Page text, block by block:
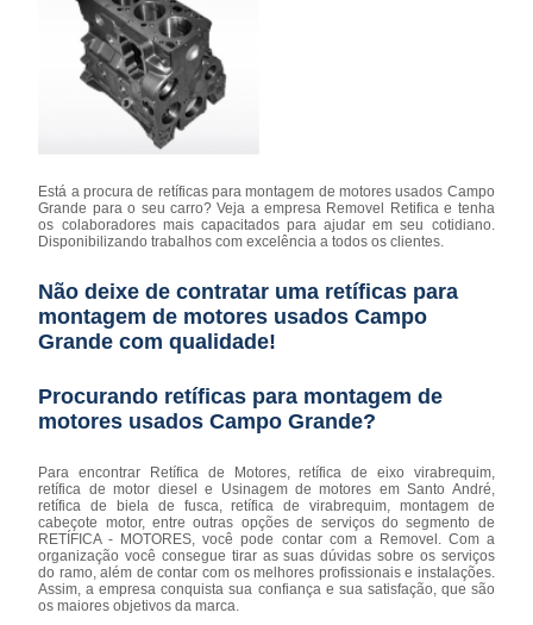
Está a procura de retíficas para montagem de motores usados Campo
Grande para o seu carro? Veja a empresa Removel Retifica e tenha
os colaboradores mais capacitados para ajudar em seu cotidiano.
Disponibilizando trabalhos com excelência a todos os clientes.
Não deixe de contratar uma retíficas para
montagem de motores usados Campo
Grande com qualidade!
Procurando retíficas para montagem de
motores usados Campo Grande?
Para encontrar Retífica de Motores, retífica de eixo virabrequim,
retífica de motor diesel e Usinagem de motores em Santo André,
retífica de biela de fusca, retífica de virabrequim, montagem de
cabeçote motor, entre outras opções de serviços do segmento de
RETÍFICA - MOTORES, você pode contar com a Removel. Com a
organização você consegue tirar as suas dúvidas sobre os serviços
do ramo, além de contar com os melhores profissionais e instalações.
Assim, a empresa conquista sua confiança e sua satisfação, que são
os maiores objetivos da marca.